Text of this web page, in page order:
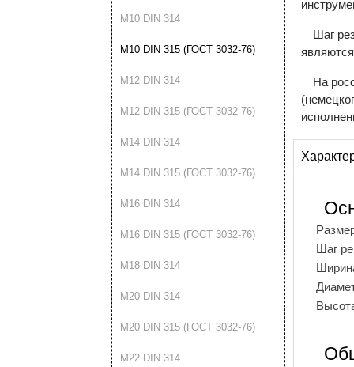
М10 DIN 314
М10 DIN 315 (ГОСТ 3032-76)
М12 DIN 314
М12 DIN 315 (ГОСТ 3032-76)
М14 DIN 314
М14 DIN 315 (ГОСТ 3032-76)
М16 DIN 314
М16 DIN 315 (ГОСТ 3032-76)
М18 DIN 314
М20 DIN 314
М20 DIN 315 (ГОСТ 3032-76)
М22 DIN 314
Шаг
На
Шаг